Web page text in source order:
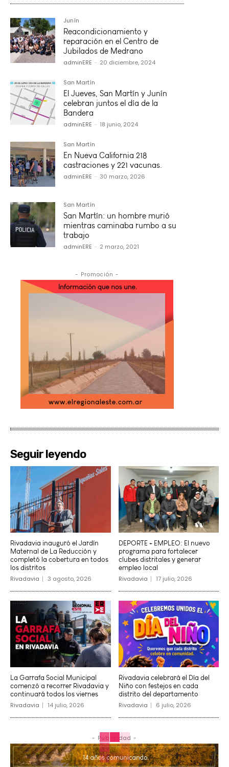
Junín
Reacondicionamiento y
reparación en el Centro de
Jubilados de Medrano
adminERE - 20 diciembre, 2024
San Martín
El Jueves, San Martín y Junín
celebran juntos el día de la
Bandera
adminERE - 18 junio, 2024
San Martín
En Nueva California 218
castraciones y 221 vacunas.
adminERE - 30 marzo, 2026
San Martín
San Martín: un hombre murió
mientras caminaba rumbo a su
trabajo
adminERE - 2 marzo, 2021
- Promoción -
Seguir leyendo
Rivadavia inauguró el Jardín
Maternal de La Reducción y
completó la cobertura en todos
los distritos
Rivadavia 3 agosto, 2026
DEPORTE + EMPLEO: El nuevo
programa para fortalecer
clubes distritales y generar
empleo local
Rivadavia 17 julio, 2026
La Garrafa Social Municipal
comenzó a recorrer Rivadavia y
continuará todos los viernes
Rivadavia 14 julio, 2026
Rivadavia celebrará el Día del
Niño con festejos en cada
distrito del departamento
Rivadavia 6 julio, 2026
- Publicidad -